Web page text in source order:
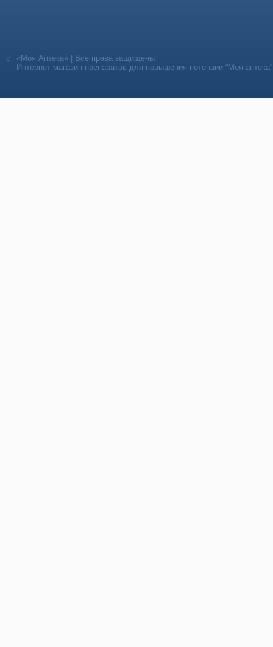
«Моя Аптека» | Все права защищены
Интернет-магазин препаратов для повышения потенции “Моя